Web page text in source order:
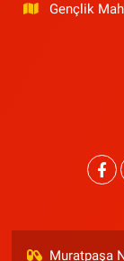
Gençlik
Muratpaşa